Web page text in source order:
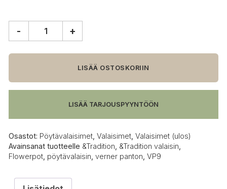
&Tradition
VP9
stone
blue
- +
LISÄÄ OSTOSKORIIN
LISÄÄ TARJOUSPYYNTÖÖN
Osastot: Pöytävalaisimet Valaisimet Valaisimet (ulos)
Avainsanat tuotteelle &Tradition &Tradition valaisin
Flowerpot pöytävalaisin verner panton VP9